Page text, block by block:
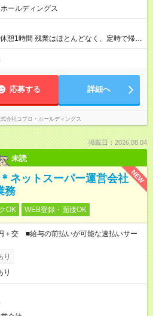
ールディングス
どなく、定時で帰れ
。 毎日の業務は進捗管理や事務が中心な
仕事」が終われば、自然と区切りをつけ
。
応募する 詳細へ
会社コプロ・ホールディングス
掲載日：2026.08.04
未読
NEW
ネットスーパー運営会社
務
OK WEB登録・面接OK
＋交 ■給与の前払いが可能な速払いサー
り
り